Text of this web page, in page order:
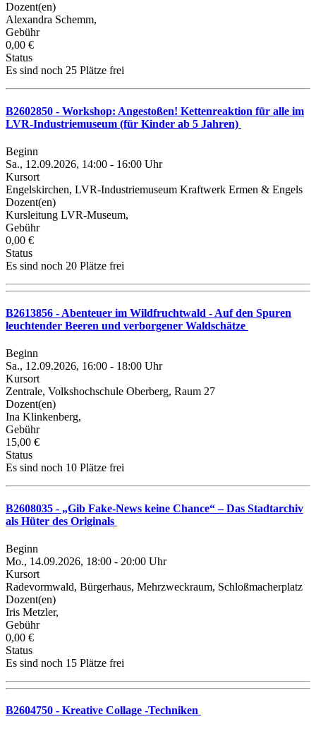
Dozent(en)
Alexandra Schemm,
Gebühr
0,00 €
Status
Es sind noch 25 Plätze frei
B2602850 - Workshop: Angestoßen! Kettenreaktion für alle im
LVR-Industriemuseum (für Kinder ab 5 Jahren)
Beginn
Sa., 12.09.2026, 14:00 - 16:00 Uhr
Kursort
Engelskirchen, LVR-Industriemuseum Kraftwerk Ermen & Engels
Dozent(en)
Kursleitung LVR-Museum,
Gebühr
0,00 €
Status
Es sind noch 20 Plätze frei
B2613856 - Abenteuer im Wildfruchtwald - Auf den Spuren
leuchtender Beeren und verborgener Waldschätze
Beginn
Sa., 12.09.2026, 16:00 - 18:00 Uhr
Kursort
Zentrale, Volkshochschule Oberberg, Raum 27
Dozent(en)
Ina Klinkenberg,
Gebühr
15,00 €
Status
Es sind noch 10 Plätze frei
B2608035 - „Gib Fake-News keine Chance“ – Das Stadtarchiv
als Hüter des Originals
Beginn
Mo., 14.09.2026, 18:00 - 20:00 Uhr
Kursort
Radevormwald, Bürgerhaus, Mehrzweckraum, Schloßmacherplatz
Dozent(en)
Iris Metzler,
Gebühr
0,00 €
Status
Es sind noch 15 Plätze frei
B2604750 - Kreative Collage -Techniken